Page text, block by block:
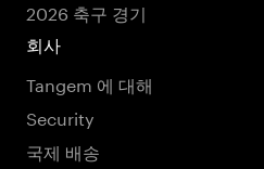
2026 축구 경기
회사
Tangem 에 대해
Security
국제 배송